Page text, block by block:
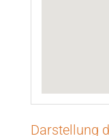
Darstellung